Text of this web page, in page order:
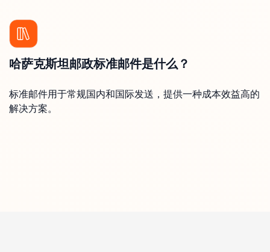
哈萨克斯坦邮政标准邮件是什么？
标准邮件用于常规国内和国际发送，提供一种成本效益高的
解决方案。